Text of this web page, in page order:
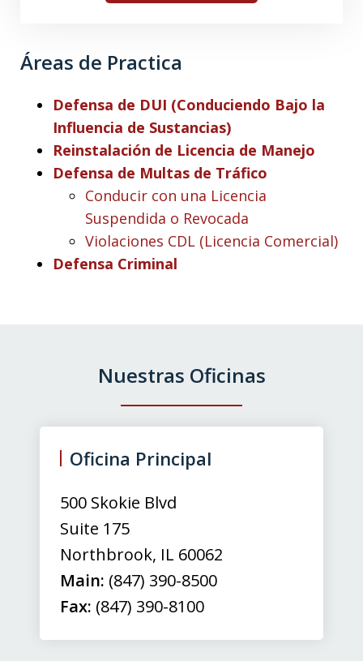
Áreas de Practica
Defensa de DUI (Conduciendo Bajo la
Influencia de Sustancias)
Reinstalación de Licencia de Manejo
Defensa de Multas de Tráfico
Conducir con una Licencia
Suspendida o Revocada
Violaciones CDL (Licencia Comercial)
Defensa Criminal
Nuestras Oficinas
Oficina Principal
500 Skokie Blvd
Suite 175
Northbrook, IL 60062
Main: (847) 390-8500
Fax: (847) 390-8100